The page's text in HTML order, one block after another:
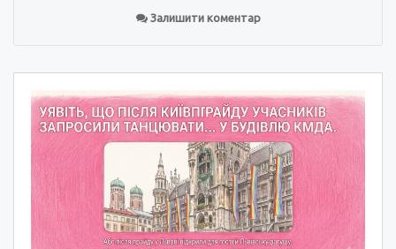
Залишити коментар